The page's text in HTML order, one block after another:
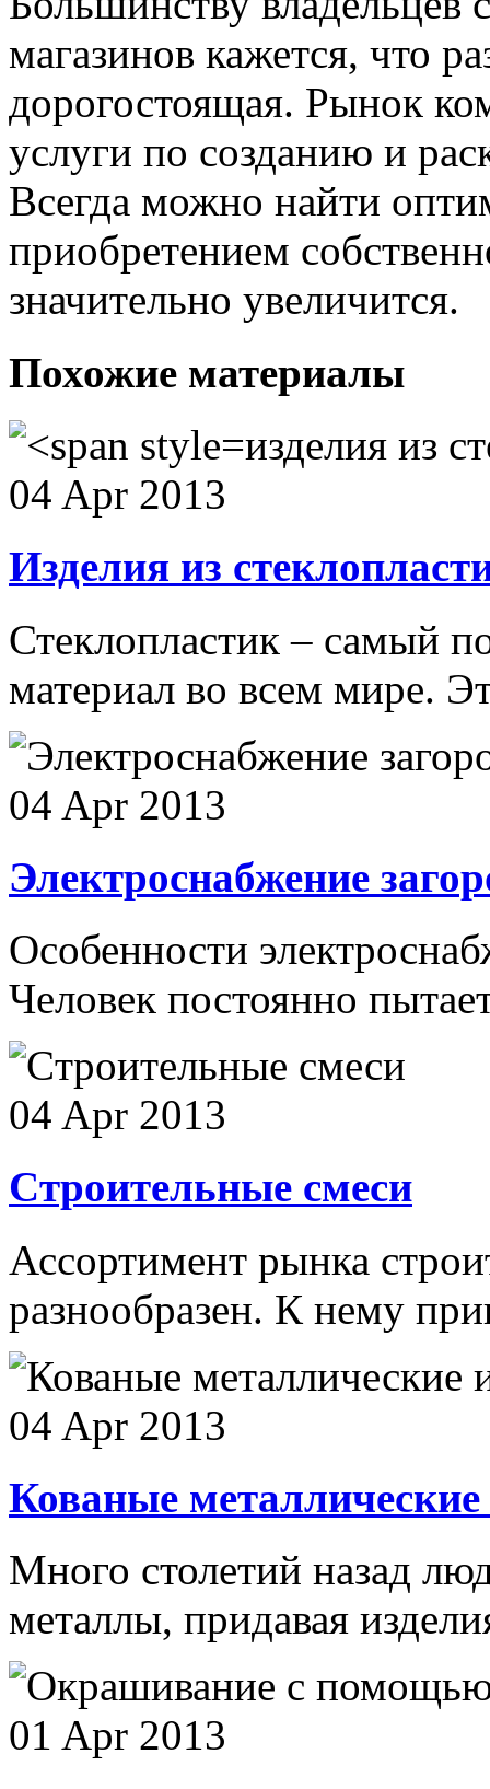
магазинов кажется, что
дорогостоящая. Рынок
услуги по созданию и
Всегда можно найти
приобретением
значительно увеличится.
Похожие материалы
изделия из
04 Apr 2013
Изделия из
Стеклопластик – самый
материал во всем мире.
04 Apr 2013
Электроснабжение
Особенности
Человек постоянно
04 Apr 2013
Cтроительные смеси
Ассортимент рынка
разнообразен. К нему
04 Apr 2013
Кованые
Много столетий назад
металлы, придавая
01 Apr 2013